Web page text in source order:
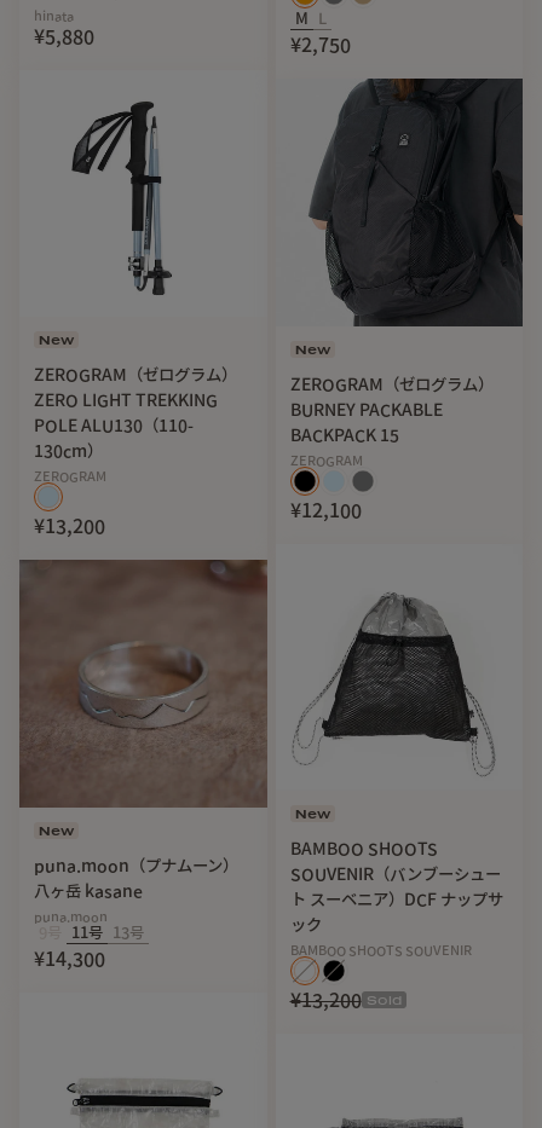
hinata
¥5,880
New
ZEROGRAM（ゼログラム）
ZERO LIGHT TREKKING
POLE ALU130（110-
130cm）
ZEROGRAM
¥13,200
New
puna.moon（プナムーン）
八ヶ岳 kasane
puna.moon
11号 13号
¥14,300
M L
¥2,750
New
ZEROGRAM（ゼログラム）
BURNEY PACKABLE
BACKPACK 15
ZEROGRAM
¥12,100
New
BAMBOO SHOOTS
SOUVENIR（バンブーシュー
ト スーベニア）DCF ナップサ
ック
BAMBOO SHOOTS SOUVENIR
¥13,200 Sold